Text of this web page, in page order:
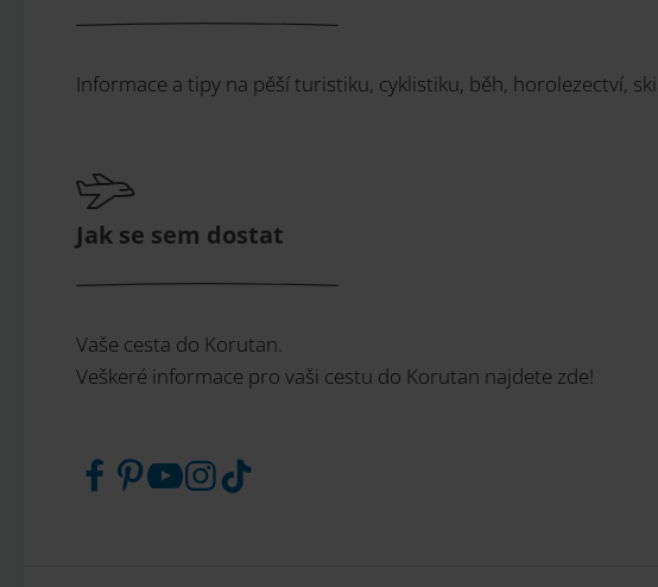
Informace a tipy na pěší turistiku, cyklistiku, běh, horolezectví,
Jak se sem dostat
Vaše cesta do Korutan.
Veškeré informace pro vaši cestu do Korutan najdete zde!